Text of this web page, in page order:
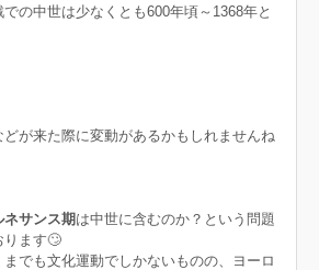
の中世は少なくとも600年頃～1368年と
どが来た際に変動があるかもしれませんね
ネサンス期 は中世に含むのか？という問題
ります🙄
でも文化運動でしかないものの、ヨーロ